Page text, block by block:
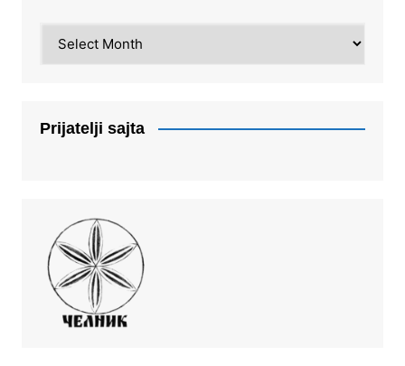
Prijatelji sajta